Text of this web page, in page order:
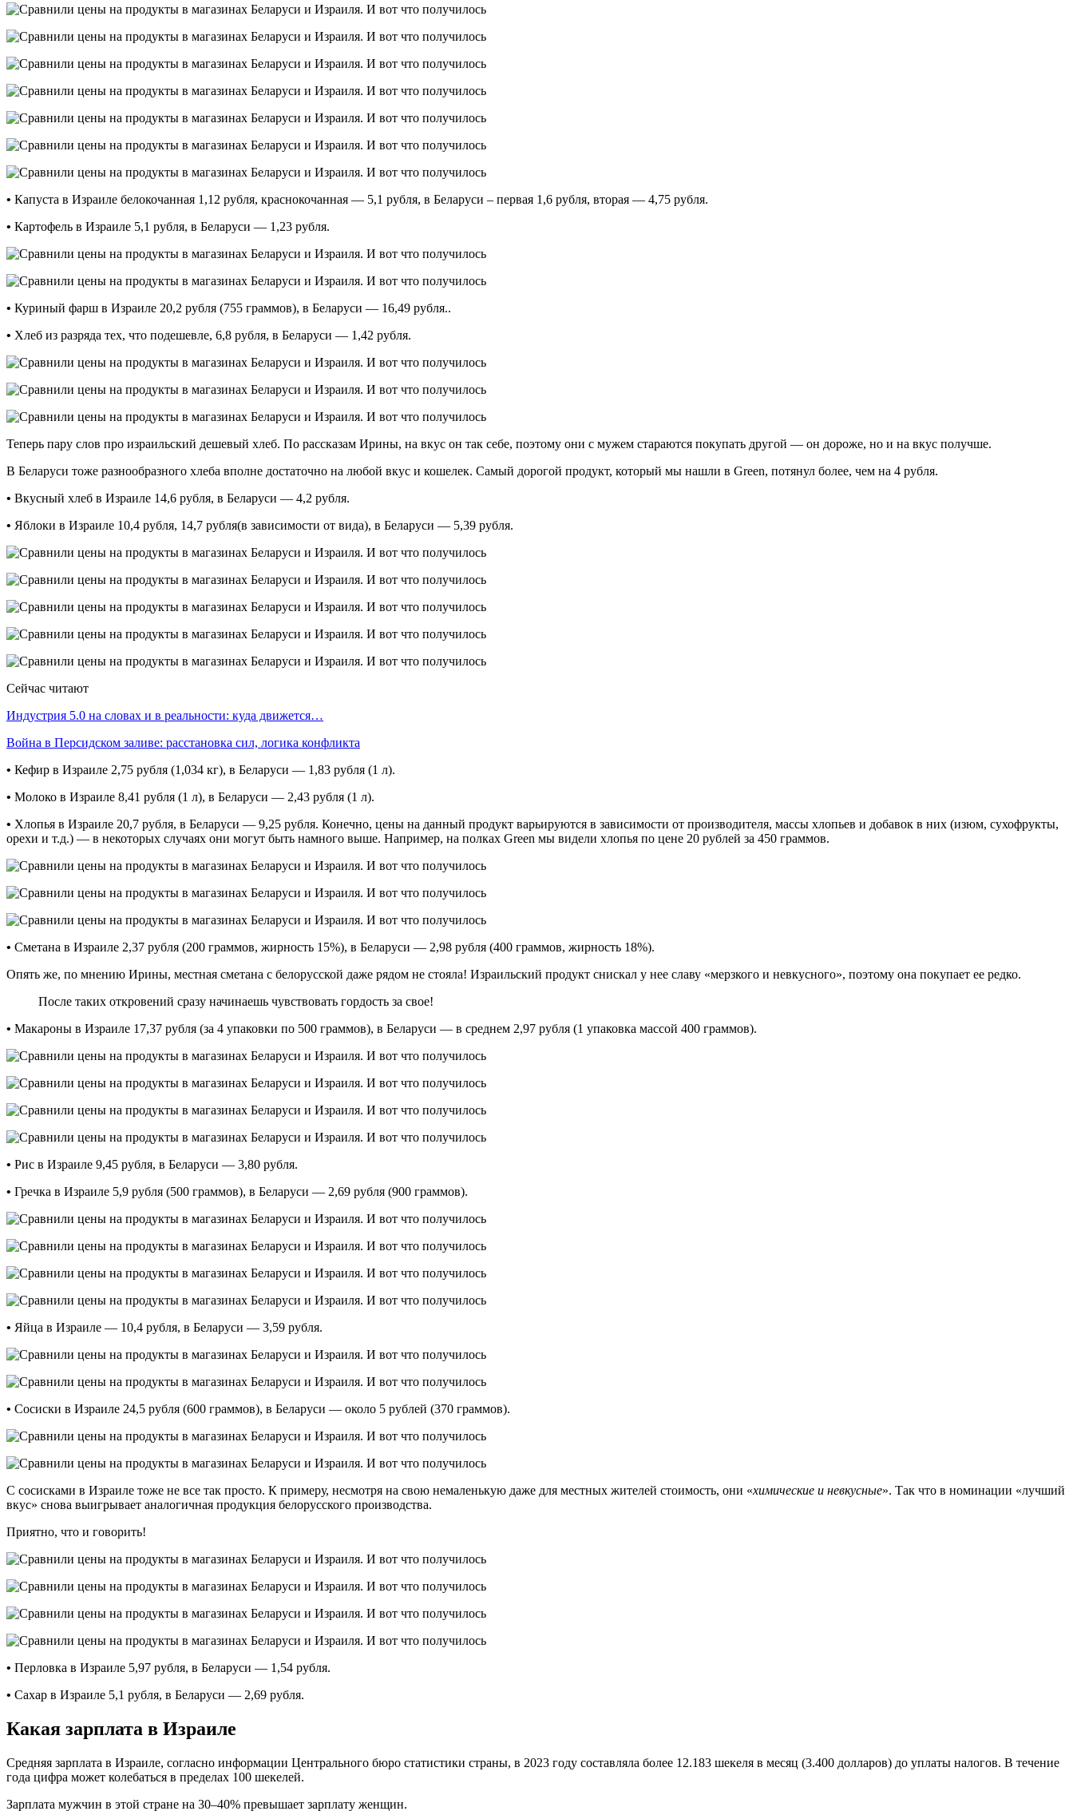
• Капуста в Израиле белокочанная 1,12 рубля, краснокочанная — 5,1 рубля, в Беларуси – первая 1,6 рубля, вторая — 4,75 рубля.
• Картофель в Израиле 5,1 рубля, в Беларуси — 1,23 рубля.
• Куриный фарш в Израиле 20,2 рубля (755 граммов), в Беларуси — 16,49 рубля..
• Хлеб из разряда тех, что подешевле, 6,8 рубля, в Беларуси — 1,42 рубля.
Теперь пару слов про израильский дешевый хлеб. По рассказам Ирины, на вкус он так себе, поэтому они с мужем стараются покупать другой — он дороже, но и на вкус получше.
В Беларуси тоже разнообразного хлеба вполне достаточно на любой вкус и кошелек. Самый дорогой продукт, который мы нашли в Green, потянул более, чем на 4 рубля.
• Вкусный хлеб в Израиле 14,6 рубля, в Беларуси — 4,2 рубля.
• Яблоки в Израиле 10,4 рубля, 14,7 рубля(в зависимости от вида), в Беларуси — 5,39 рубля.
Сейчас читают
Индустрия 5.0 на словах и в реальности: куда движется…
Война в Персидском заливе: расстановка сил, логика конфликта
• Кефир в Израиле 2,75 рубля (1,034 кг), в Беларуси — 1,83 рубля (1 л).
• Молоко в Израиле 8,41 рубля (1 л), в Беларуси — 2,43 рубля (1 л).
• Хлопья в Израиле 20,7 рубля, в Беларуси — 9,25 рубля. Конечно, цены на данный продукт варьируются в зависимости от производителя, массы хлопьев и добавок в них (изюм, сухофрукты,
орехи и т.д.) — в некоторых случаях они могут быть намного выше. Например, на полках Green мы видели хлопья по цене 20 рублей за 450 граммов.
• Сметана в Израиле 2,37 рубля (200 граммов, жирность 15%), в Беларуси — 2,98 рубля (400 граммов, жирность 18%).
Опять же, по мнению Ирины, местная сметана с белорусской даже рядом не стояла! Израильский продукт снискал у нее славу «мерзкого и невкусного», поэтому она покупает ее редко.
После таких откровений сразу начинаешь чувствовать гордость за свое!
• Макароны в Израиле 17,37 рубля (за 4 упаковки по 500 граммов), в Беларуси — в среднем 2,97 рубля (1 упаковка массой 400 граммов).
• Рис в Израиле 9,45 рубля, в Беларуси — 3,80 рубля.
• Гречка в Израиле 5,9 рубля (500 граммов), в Беларуси — 2,69 рубля (900 граммов).
• Яйца в Израиле — 10,4 рубля, в Беларуси — 3,59 рубля.
• Сосиски в Израиле 24,5 рубля (600 граммов), в Беларуси — около 5 рублей (370 граммов).
С сосисками в Израиле тоже не все так просто. К примеру, несмотря на свою немаленькую даже для местных жителей стоимость, они «химические и невкусные». Так что в номинации «лучший
вкус» снова выигрывает аналогичная продукция белорусского производства.
Приятно, что и говорить!
• Перловка в Израиле 5,97 рубля, в Беларуси — 1,54 рубля.
• Сахар в Израиле 5,1 рубля, в Беларуси — 2,69 рубля.
Какая зарплата в Израиле
Средняя зарплата в Израиле, согласно информации Центрального бюро статистики страны, в 2023 году составляла более 12.183 шекеля в месяц (3.400 долларов) до уплаты налогов. В течение
года цифра может колебаться в пределах 100 шекелей.
Зарплата мужчин в этой стране на 30–40% превышает зарплату женщин.